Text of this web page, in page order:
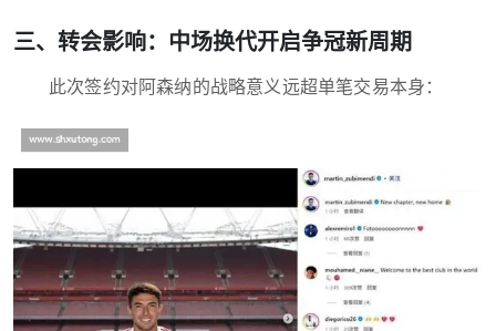
三、转会影响：中场换代开启争冠新周期
此次签约对阿森纳的战略意义远超单笔交易本身：